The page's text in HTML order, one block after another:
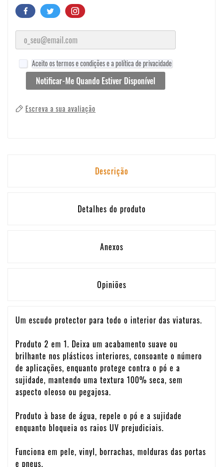
Aceito os termos e condições e a política de privacidade
Notificar-Me Quando Estiver Disponível
Escreva a sua avaliação
Descrição
Detalhes do produto
Anexos
Opiniões
Um escudo protector para todo o interior das viaturas.
Produto 2 em 1. Deixa um acabamento suave ou
brilhante nos plásticos interiores, consoante o número
de aplicações, enquanto protege contra o pó e a
sujidade, mantendo uma textura 100% seca, sem
aspecto oleoso ou pegajosa.
Produto à base de água, repele o pó e a sujidade
enquanto bloqueia os raios UV prejudiciais.
Funciona em pele, vinyl, borrachas, molduras das portas
e pneus.